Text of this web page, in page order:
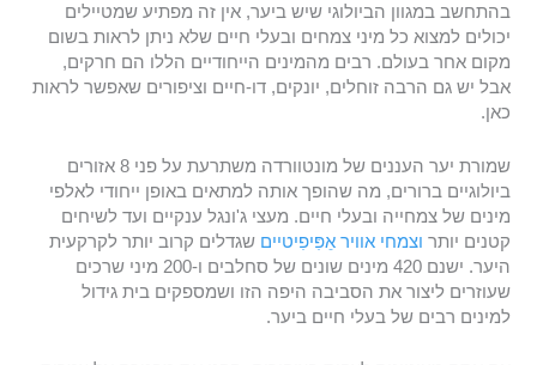
בהתחשב במגוון הביולוגי שיש ביער, אין זה מפתיע שמטיילים
יכולים למצוא כל מיני צמחים ובעלי חיים שלא ניתן לראות בשום
מקום אחר בעולם. רבים מהמינים הייחודיים הללו הם חרקים,
אבל יש גם הרבה זוחלים, יונקים, דו-חיים וציפורים שאפשר לראות
כאן.
שמורת יער העננים של מונטוורדה משתרעת על פני 8 אזורים
ביולוגיים ברורים, מה שהופך אותה למתאים באופן ייחודי לאלפי
מינים של צמחייה ובעלי חיים. מעצי ג'ונגל ענקיים ועד לשיחים
קטנים יותר וצמחי אוויר אֵפִּיפִיטיים שגדלים קרוב יותר לקרקעית
היער. ישנם 420 מינים שונים של סחלבים ו-200 מיני שרכים
שעוזרים ליצור את הסביבה היפה הזו ושמספקים בית גידול
למינים רבים של בעלי חיים ביער.